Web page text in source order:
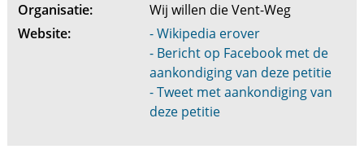
Organisatie:
Wij willen die Vent-Weg
Website:
- Wikipedia erover
- Bericht op Facebook met de
aankondiging van deze petitie
- Tweet met aankondiging van
deze petitie